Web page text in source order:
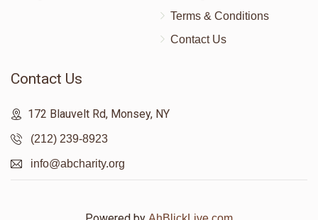
Terms & Conditions
Contact Us
Contact Us
172 Blauvelt Rd, Monsey, NY
(212) 239-8923
info@abcharity.org